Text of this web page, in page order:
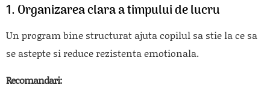
1. Organizarea clara a timpului de lucru
Un program bine structurat ajuta copilul sa stie la ce sa
se astepte si reduce rezistenta emotionala.
Recomandari: